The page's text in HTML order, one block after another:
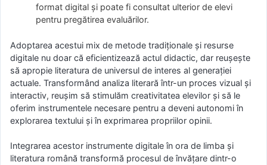
format digital și poate fi consultat ulterior de elevi
pentru pregătirea evaluărilor.
Adoptarea acestui mix de metode tradiționale și resurse
digitale nu doar că eficientizează actul didactic, dar reușește
să apropie literatura de universul de interes al generației
actuale. Transformând analiza literară într-un proces vizual și
interactiv, reușim să stimulăm creativitatea elevilor și să le
oferim instrumentele necesare pentru a deveni autonomi în
explorarea textului și în exprimarea propriilor opinii.
Integrarea acestor instrumente digitale în ora de limba și
literatura română transformă procesul de învățare dintr-o